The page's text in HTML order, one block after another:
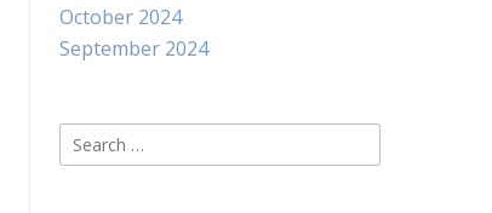
October 2024
September 2024
Search
for: